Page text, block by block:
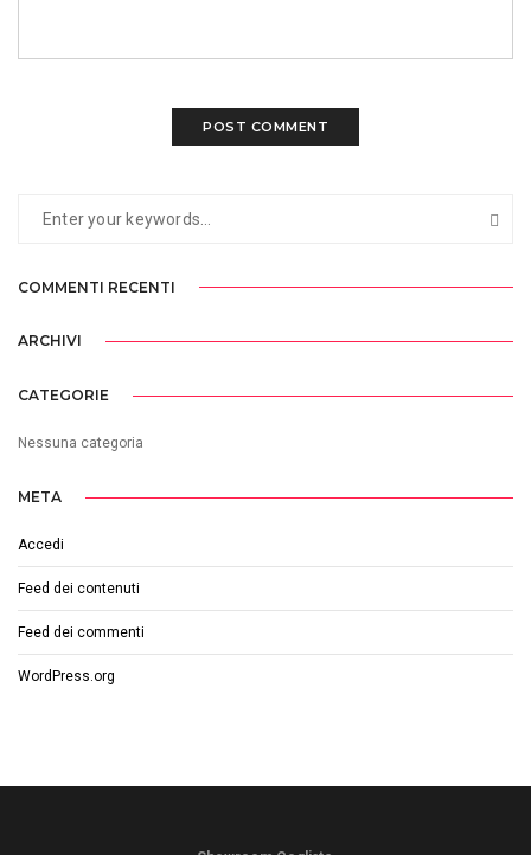
COMMENTI RECENTI
ARCHIVI
CATEGORIE
Nessuna categoria
META
Accedi
Feed dei contenuti
Feed dei commenti
WordPress.org